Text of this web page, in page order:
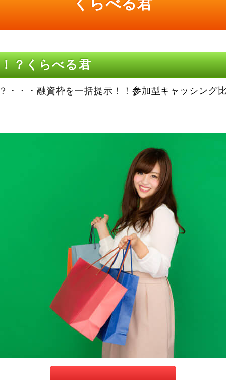
くらべる君
？くらべる君
・・・融資枠を一括提示！！ 参加型キャッシング